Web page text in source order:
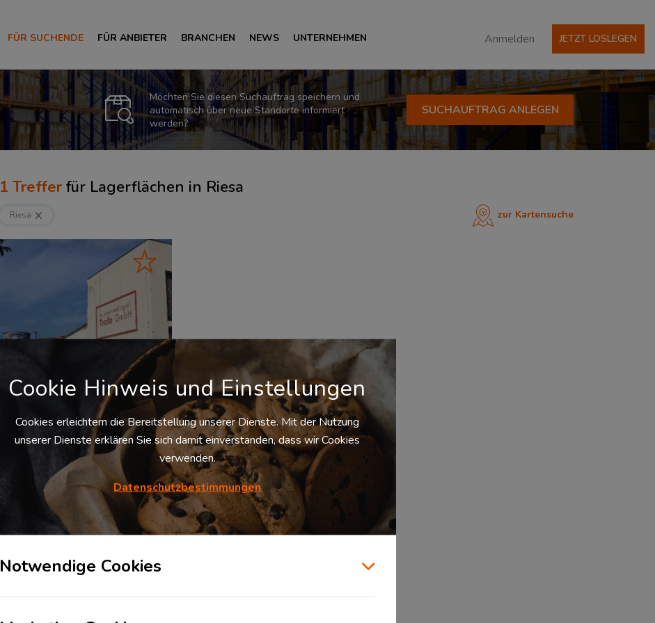
FÜR SUCHENDE FÜR ANBIETER BRANCHEN NEWS UNTERNEHMEN Anmelden JETZT LOSLEGEN
Möchten Sie diesen Suchauftrag speichern und
automatisch über neue Standorte informiert
werden?
SUCHAUFTRAG ANLEGEN
1 Treffer für Lagerflächen in Riesa
Riesa zur Kartensuche
Lager in Riesa
Riesa , Deutschland
verkehrsgünstige Lage im
Städtedreieck Dresden-Leipzig-
Chemnitz ; unmittelbare Anbindung
B6 ; B169 ; B182 25 km bis zur
A14 ; 30 km bis zur A13 ; 1 km zum
Verfügbare
Cookie Hinweis und Einstellungen
Cookies erleichtern die Bereitstellung unserer Dienste. Mit der Nutzung
unserer Dienste erklären Sie sich damit einverstanden, dass wir Cookies
verwenden.
Datenschutzbestimmungen
Notwendige Cookies